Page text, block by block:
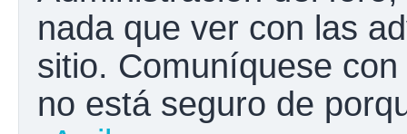
nada que ver con las
sitio. Comuníquese
no está seguro de